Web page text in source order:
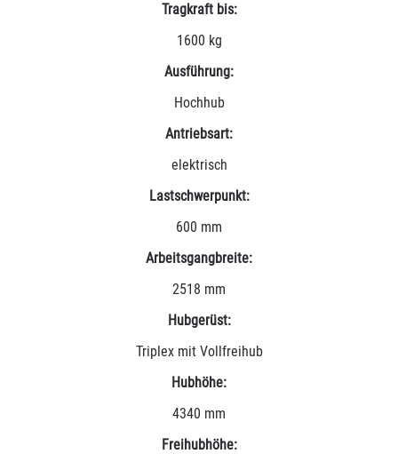
Tragkraft bis:
1600 kg
Ausführung:
Hochhub
Antriebsart:
elektrisch
Lastschwerpunkt:
600 mm
Arbeitsgangbreite:
2518 mm
Hubgerüst:
Triplex mit Vollfreihub
Hubhöhe:
4340 mm
Freihubhöhe: